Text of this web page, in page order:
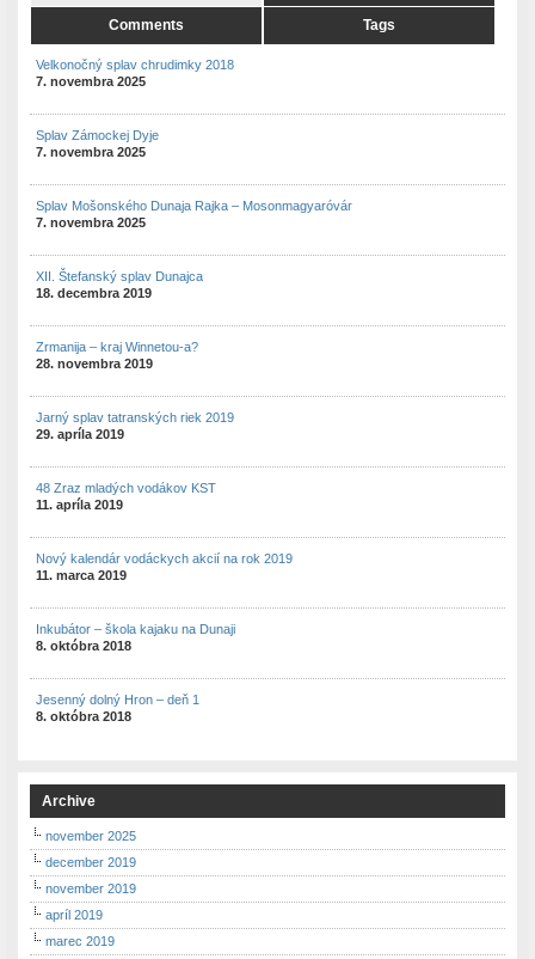
Comments Tags
Velkonočný splav chrudimky 2018
7. novembra 2025
Splav Zámockej Dyje
7. novembra 2025
Splav Mošonského Dunaja Rajka – Mosonmagyaróvár
7. novembra 2025
XII. Štefanský splav Dunajca
18. decembra 2019
Zrmanija – kraj Winnetou-a?
28. novembra 2019
Jarný splav tatranských riek 2019
29. apríla 2019
48 Zraz mladých vodákov KST
11. apríla 2019
Nový kalendár vodáckych akcií na rok 2019
11. marca 2019
Inkubátor – škola kajaku na Dunaji
8. októbra 2018
Jesenný dolný Hron – deň 1
8. októbra 2018
Archive
november 2025
december 2019
november 2019
apríl 2019
marec 2019